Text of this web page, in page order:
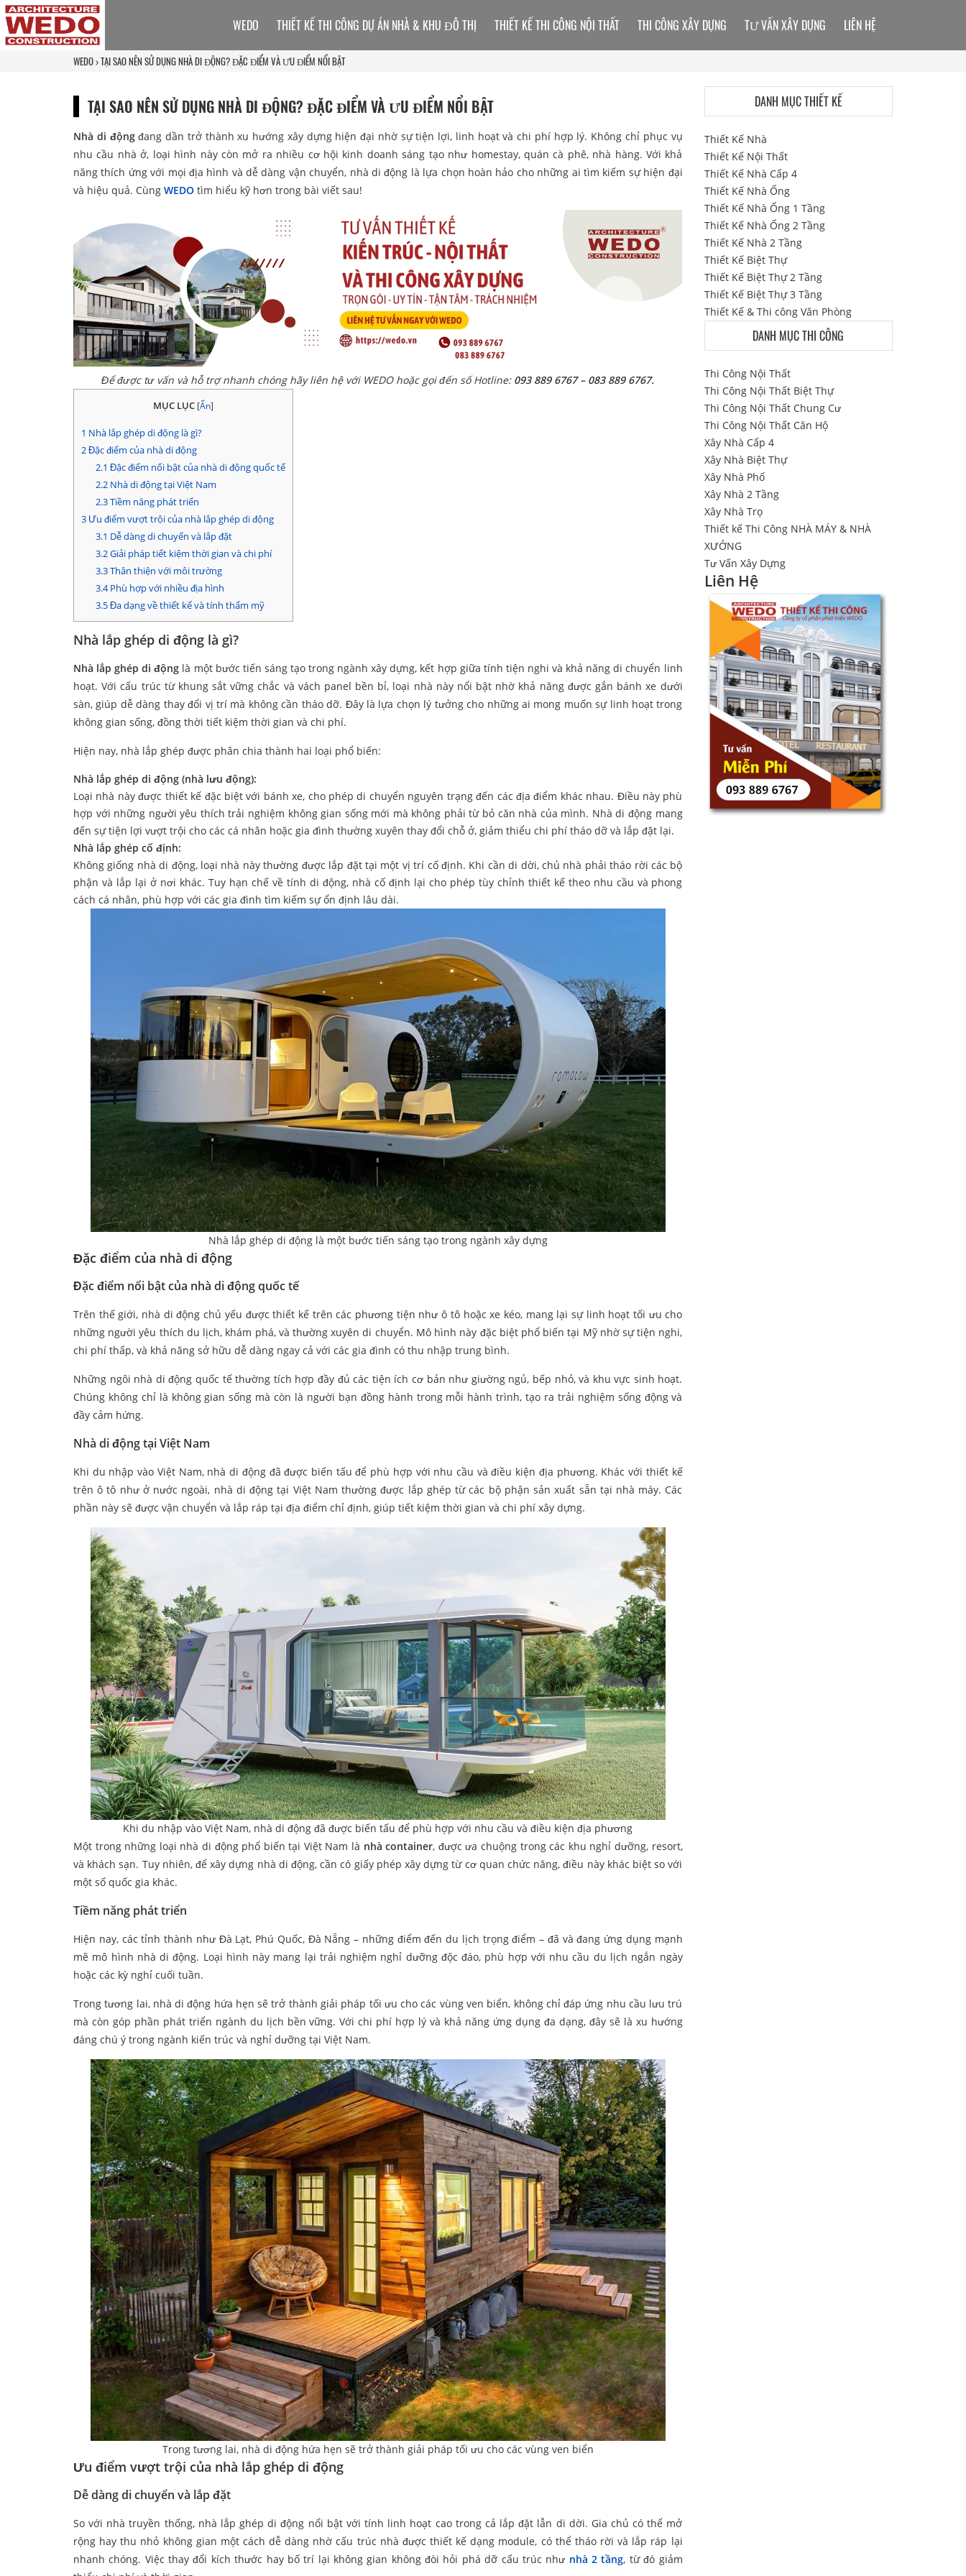
WEDO TẠI SAO NÊN SỬ DỤNG NHÀ DI ĐỘNG? ĐẶC ĐIỂM VÀ ƯU ĐIỂM NỔI BẬT
TẠI SAO NÊN SỬ DỤNG NHÀ DI ĐỘNG? ĐẶC ĐIỂM VÀ ƯU ĐIỂM NỔI BẬT
Nhà di độngđang dần trở thành xu hướng xây dựng hiện đại nhờ sự tiện lợi, linh hoạt và chi phí hợp lý. Không chỉ phục vụ
nhu cầu nhà ở, loại hình này còn mở ra nhiều cơ hội kinh doanh sáng tạo như homestay, quán cà phê, nhà hàng. Với khả
năng thích ứng với mọi địa hình và dễ dàng vận chuyển, nhà di động là lựa chọn hoàn hảo cho những ai tìm kiếm sự hiện đại
và hiệu quả. Cùng WEDO tìm hiểu kỹ hơn trong bài viết sau!
Để được tư vấn và hỗ trợ nhanh chóng hãy liên hệ với WEDO hoặc gọi đến số Hotline: 093 889 6767 – 083 889 6767.
MỤC LỤC [Ẩn]
1 Nhà lắp ghép di động là gì?
2Đặc điểm của nhà di động
2.1 Đặc điểm nổi bật của nhà di động quốc tế
2.2Nhà di động tại Việt Nam
2.3Tiềm năng phát triển
3 Ưu điểm vượt trội của nhà lắp ghép di động
3.1 Dễ dàng di chuyển và lắp đặt
3.2Giải pháp tiết kiệm thời gian và chi phí
3.3Thân thiện với môi trường
3.4Phù hợp với nhiều địa hình
3.5Đa dạng về thiết kế và tính thẩm mỹ
Nhà lắp ghép di động là gì?
Nhà lắp ghép di động là một bước tiến sáng tạo trong ngành xây dựng, kết hợp giữa tính tiện nghi và khả năng di chuyển linh
hoạt. Với cấu trúc từ khung sắt vững chắc và vách panel bền bỉ, loại nhà này nổi bật nhờ khả năng được gắn bánh xe dưới
sàn, giúp dễ dàng thay đổi vị trí mà không cần tháo dỡ. Đây là lựa chọn lý tưởng cho những ai mong muốn sự linh hoạt trong
không gian sống, đồng thời tiết kiệm thời gian và chi phí.
Hiện nay, nhà lắp ghép được phân chia thành hai loại phổ biến:
Nhà lắp ghép di động (nhà lưu động):
Loại nhà này được thiết kế đặc biệt với bánh xe, cho phép di chuyển nguyên trạng đến các địa điểm khác nhau. Điều này phù
hợp với những người yêu thích trải nghiệm không gian sống mới mà không phải từ bỏ căn nhà của mình. Nhà di động mang
đến sự tiện lợi vượt trội cho các cá nhân hoặc gia đình thường xuyên thay đổi chỗ ở, giảm thiểu chi phí tháo dỡ và lắp đặt lại.
Nhà lắp ghép cố định:
Không giống nhà di động, loại nhà này thường được lắp đặt tại một vị trí cố định. Khi cần di dời, chủ nhà phải tháo rời các bộ
phận và lắp lại ở nơi khác. Tuy hạn chế về tính di động, nhà cố định lại cho phép tùy chỉnh thiết kế theo nhu cầu và phong
cách cá nhân, phù hợp với các gia đình tìm kiếm sự ổn định lâu dài.
Nhà lắp ghép di động là một bước tiến sáng tạo trong ngành xây dựng
Đặc điểm của nhà di động
Đặc điểm nổi bật của nhà di động quốc tế
Trên thế giới, nhà di động chủ yếu được thiết kế trên các phương tiện như ô tô hoặc xe kéo, mang lại sự linh hoạt tối ưu cho
những người yêu thích du lịch, khám phá, và thường xuyên di chuyển. Mô hình này đặc biệt phổ biến tại Mỹ nhờ sự tiện nghi,
chi phí thấp, và khả năng sở hữu dễ dàng ngay cả với các gia đình có thu nhập trung bình.
Những ngôi nhà di động quốc tế thường tích hợp đầy đủ các tiện ích cơ bản như giường ngủ, bếp nhỏ, và khu vực sinh hoạt.
Chúng không chỉ là không gian sống mà còn là người bạn đồng hành trong mỗi hành trình, tạo ra trải nghiệm sống động và
đầy cảm hứng.
Nhà di động tại Việt Nam
Khi du nhập vào Việt Nam, nhà di động đã được biến tấu để phù hợp với nhu cầu và điều kiện địa phương. Khác với thiết kế
trên ô tô như ở nước ngoài, nhà di động tại Việt Nam thường được lắp ghép từ các bộ phận sản xuất sẵn tại nhà máy. Các
phần này sẽ được vận chuyển và lắp ráp tại địa điểm chỉ định, giúp tiết kiệm thời gian và chi phí xây dựng.
Khi du nhập vào Việt Nam, nhà di động đã được biến tấu để phù hợp với nhu cầu và điều kiện địa phương
Một trong những loại nhà di động phổ biến tại Việt Nam là nhà container, được ưa chuộng trong các khu nghỉ dưỡng, resort,
và khách sạn. Tuy nhiên, để xây dựng nhà di động, cần có giấy phép xây dựng từ cơ quan chức năng, điều này khác biệt so với
một số quốc gia khác.
Tiềm năng phát triển
Hiện nay, các tỉnh thành như Đà Lạt, Phú Quốc, Đà Nẵng – những điểm đến du lịch trọng điểm – đã và đang ứng dụng mạnh
mẽ mô hình nhà di động. Loại hình này mang lại trải nghiệm nghỉ dưỡng độc đáo, phù hợp với nhu cầu du lịch ngắn ngày
hoặc các kỳ nghỉ cuối tuần.
Trong tương lai, nhà di động hứa hẹn sẽ trở thành giải pháp tối ưu cho các vùng ven biển, không chỉ đáp ứng nhu cầu lưu trú
mà còn góp phần phát triển ngành du lịch bền vững. Với chi phí hợp lý và khả năng ứng dụng đa dạng, đây sẽ là xu hướng
đáng chú ý trong ngành kiến trúc và nghỉ dưỡng tại Việt Nam.
Trong tương lai, nhà di động hứa hẹn sẽ trở thành giải pháp tối ưu cho các vùng ven biển
Ưu điểm vượt trội của nhà lắp ghép di động
Dễ dàng di chuyển và lắp đặt
So với nhà truyền thống, nhà lắp ghép di động nổi bật với tính linh hoạt cao trong cả lắp đặt lẫn di dời. Gia chủ có thể mở
rộng hay thu nhỏ không gian một cách dễ dàng nhờ cấu trúc nhà được thiết kế dạng module, có thể tháo rời và lắp ráp lại
nhanh chóng. Việc thay đổi kích thước hay bố trí lại không gian không đòi hỏi phá dỡ cấu trúc như nhà 2 tầng, từ đó giảm
WEDO THIẾT KẾ THI CÔNG DỰ ÁN NHÀ & KHU ĐÔ THỊ THIẾT KẾ THI CÔNG NỘI THẤT THI CÔNG XÂY DỰNG TƯ VẤN XÂY DỰNG LIÊN HỆ
DANH MỤC THIẾT KẾ
Thiết Kế Nhà
Thiết Kế Nội Thất
Thiết Kế Nhà Cấp 4
Thiết Kế Nhà Ống
Thiết Kế Nhà Ống 1 Tầng
Thiết Kế Nhà Ống 2 Tầng
Thiết Kế Nhà 2 Tầng
Thiết Kế Biệt Thự
Thiết Kế Biệt Thự 2 Tầng
Thiết Kế Biệt Thự 3 Tầng
Thiết Kế & Thi công Văn Phòng
DANH MỤC THI CÔNG
Thi Công Nội Thất
Thi Công Nội Thất Biệt Thự
Thi Công Nội Thất Chung Cư
Thi Công Nội Thất Căn Hộ
Xây Nhà Cấp 4
Xây Nhà Biệt Thự
Xây Nhà Phố
Xây Nhà 2 Tầng
Xây Nhà Trọ
Thiết kế Thi Công NHÀ MÁY & NHÀ
XƯỞNG
Tư Vấn Xây Dựng
Liên Hệ